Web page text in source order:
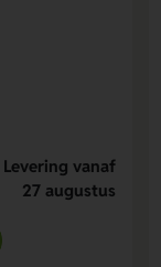
Levering vanaf
27 augustus